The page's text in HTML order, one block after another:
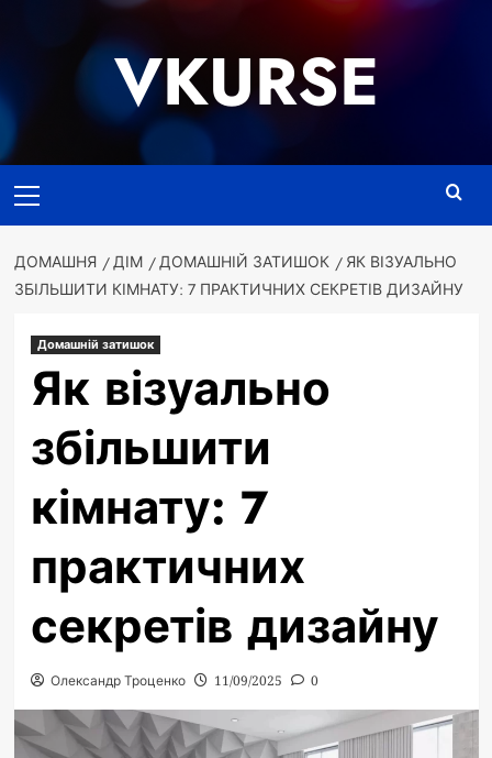
VKURSE
меню
ДОМАШНЯ ДІМ ДОМАШНІЙ ЗАТИШОК
ЯК ВІЗУАЛЬНО
ЗБІЛЬШИТИ КІМНАТУ: 7 ПРАКТИЧНИХ СЕКРЕТІВ ДИЗАЙНУ
Домашній затишок
Як візуально
збільшити
кімнату: 7
практичних
секретів дизайну
Олександр Троценко 11/09/2025 0